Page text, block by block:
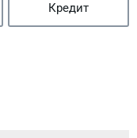
Кредит